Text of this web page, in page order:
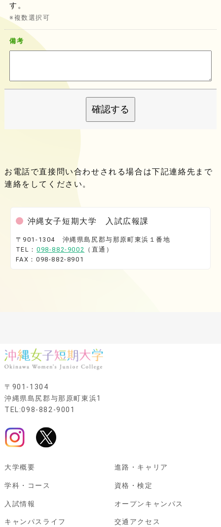
す。
※複数選択可
備考
確認する
お電話で直接問い合わせされる場合は下記連絡先まで
連絡をしてください。
沖縄女子短期大学 入試広報課
〒901-1304 沖縄県島尻郡与那原町東浜１番地
TEL：098-882-9002
（直通）
FAX：098-882-8901
〒901-1304
沖縄県島尻郡与那原町東浜1
TEL:098-882-9001
大学概要
学科・コース
入試情報
キャンパスライフ
進路・キャリア
資格・検定
オープンキャンパス
交通アクセス